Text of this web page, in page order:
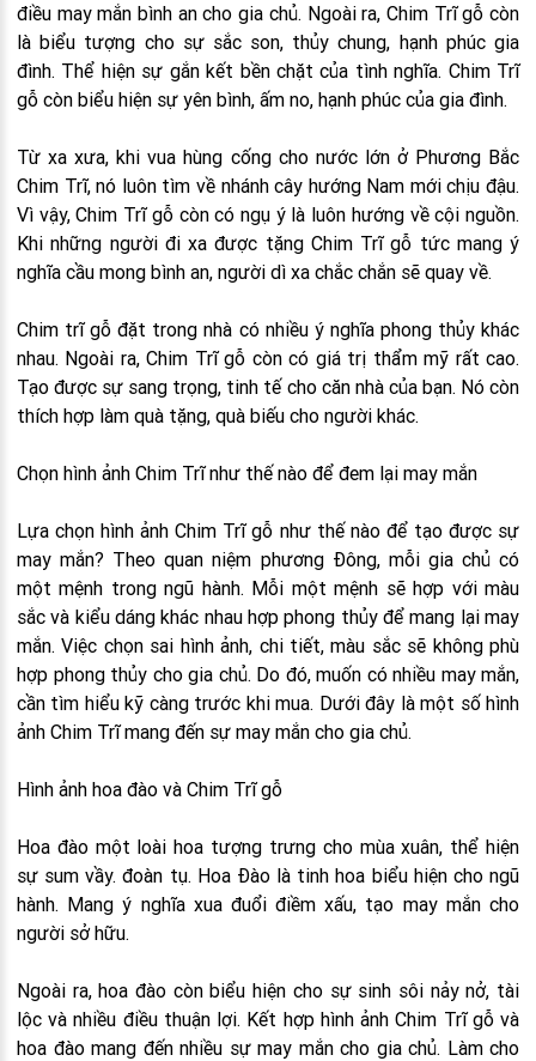
điều may mắn bình an cho gia chủ. Ngoài ra, Chim Trĩ gỗ còn
là biểu tượng cho sự sắc son, thủy chung, hạnh phúc gia
đình. Thể hiện sự gắn kết bền chặt của tình nghĩa. Chim Trĩ
gỗ còn biểu hiện sự yên bình, ấm no, hạnh phúc của gia đình.
Từ xa xưa, khi vua hùng cống cho nước lớn ở Phương Bắc
Chim Trĩ, nó luôn tìm về nhánh cây hướng Nam mới chịu đậu.
Vì vậy, Chim Trĩ gỗ còn có ngụ ý là luôn hướng về cội nguồn.
Khi những người đi xa được tặng Chim Trĩ gỗ tức mang ý
nghĩa cầu mong bình an, người dì xa chắc chắn sẽ quay về.
Chim trĩ gỗ đặt trong nhà có nhiều ý nghĩa phong thủy khác
nhau. Ngoài ra, Chim Trĩ gỗ còn có giá trị thẩm mỹ rất cao.
Tạo được sự sang trọng, tinh tế cho căn nhà của bạn. Nó còn
thích hợp làm quà tặng, quà biếu cho người khác.
Chọn hình ảnh Chim Trĩ như thế nào để đem lại may mắn
Lựa chọn hình ảnh Chim Trĩ gỗ như thế nào để tạo được sự
may mắn? Theo quan niệm phương Đông, mỗi gia chủ có
một mệnh trong ngũ hành. Mỗi một mệnh sẽ hợp với màu
sắc và kiểu dáng khác nhau hợp phong thủy để mang lại may
mắn. Việc chọn sai hình ảnh, chi tiết, màu sắc sẽ không phù
hợp phong thủy cho gia chủ. Do đó, muốn có nhiều may mắn,
cần tìm hiểu kỹ càng trước khi mua. Dưới đây là một số hình
ảnh Chim Trĩ mang đến sự may mắn cho gia chủ.
Hình ảnh hoa đào và Chim Trĩ gỗ
Hoa đào một loài hoa tượng trưng cho mùa xuân, thể hiện
sự sum vầy. đoàn tụ. Hoa Đào là tinh hoa biểu hiện cho ngũ
hành. Mang ý nghĩa xua đuổi điềm xấu, tạo may mắn cho
người sở hữu.
Ngoài ra, hoa đào còn biểu hiện cho sự sinh sôi nảy nở, tài
lộc và nhiều điều thuận lợi. Kết hợp hình ảnh Chim Trĩ gỗ và
hoa đào mang đến nhiều sự may mắn cho gia chủ. Làm cho